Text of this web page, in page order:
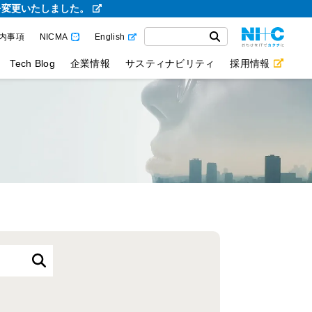
更いたしました。
事項 NICMA English
Tech Blog 企業情報 サスティナビリティ 採用情報